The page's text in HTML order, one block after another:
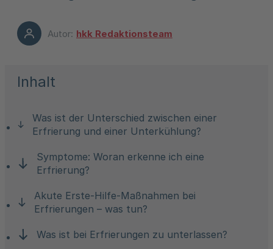
Autor: hkk Redaktionsteam
Inhalt
Was ist der Unterschied zwischen einer
Erfrierung und einer Unterkühlung?
Symptome: Woran erkenne ich eine
Erfrierung?
Akute Erste-Hilfe-Maßnahmen bei
Erfrierungen – was tun?
Was ist bei Erfrierungen zu unterlassen?